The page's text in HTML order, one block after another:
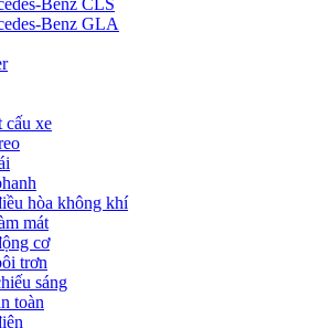
Benz CLS
Benz GLA
cấu xe
hòa không khí
mát
cơ
trơn
sáng
toàn